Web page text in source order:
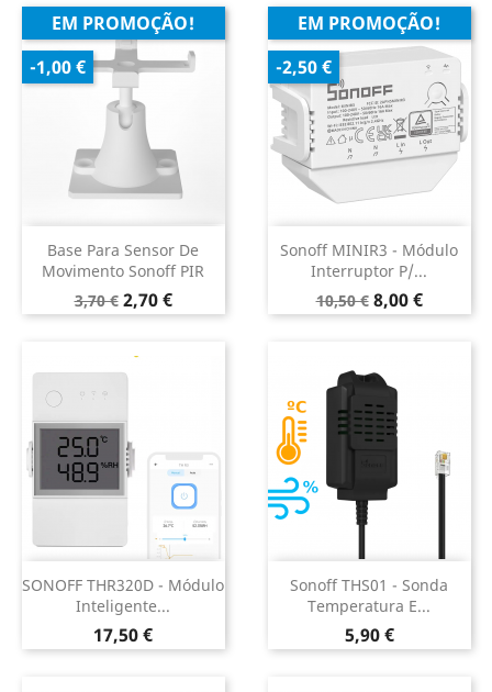
Base Para Sensor De
Movimento Sonoff PIR
Preço
normal
3,70 € Preço
2,70 €
EM PROMOÇÃO!
-1,00 €
Sonoff MINIR3 - Módulo
Interruptor P/...
Preço
normal
10,50 € Preço
8,00 €
EM PROMOÇÃO!
-2,50 €
SONOFF THR320D - Módulo
Inteligente...
Preço
17,50 €
Sonoff THS01 - Sonda
Temperatura E...
Preço
5,90 €